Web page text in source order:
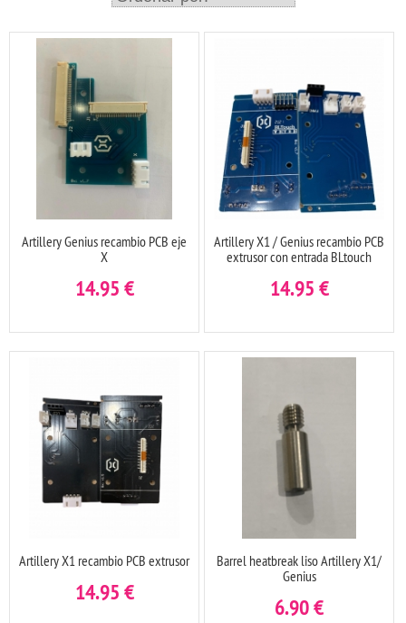
Artillery Genius recambio PCB eje
X
14.95€
Artillery X1 / Genius recambio PCB
extrusor con entrada BLtouch
14.95€
Artillery X1 recambio PCB extrusor
14.95€
Barrel heatbreak liso Artillery X1/
Genius
6.90€